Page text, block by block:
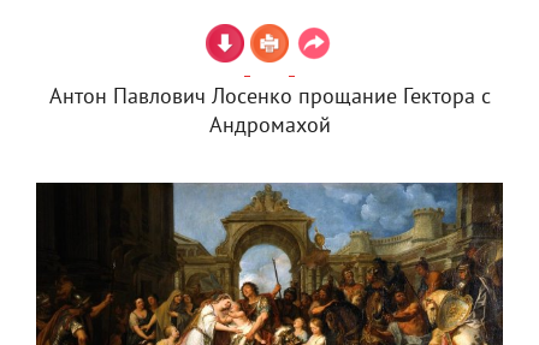
Антон Павлович Лосенко прощание Гектора с
Андромахой